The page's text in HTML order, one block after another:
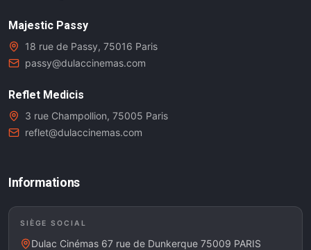
Majestic Passy
18 rue de Passy, 75016 Paris
passy@dulaccinemas.com
Reflet Medicis
3 rue Champollion, 75005 Paris
reflet@dulaccinemas.com
Informations
SIÈGE SOCIAL
Dulac Cinémas 67 rue de Dunkerque 75009 PARIS